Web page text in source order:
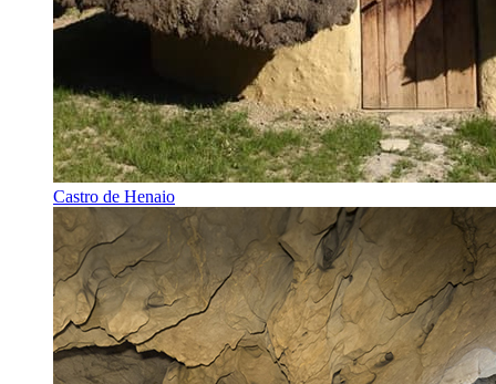
Castro de Henaio